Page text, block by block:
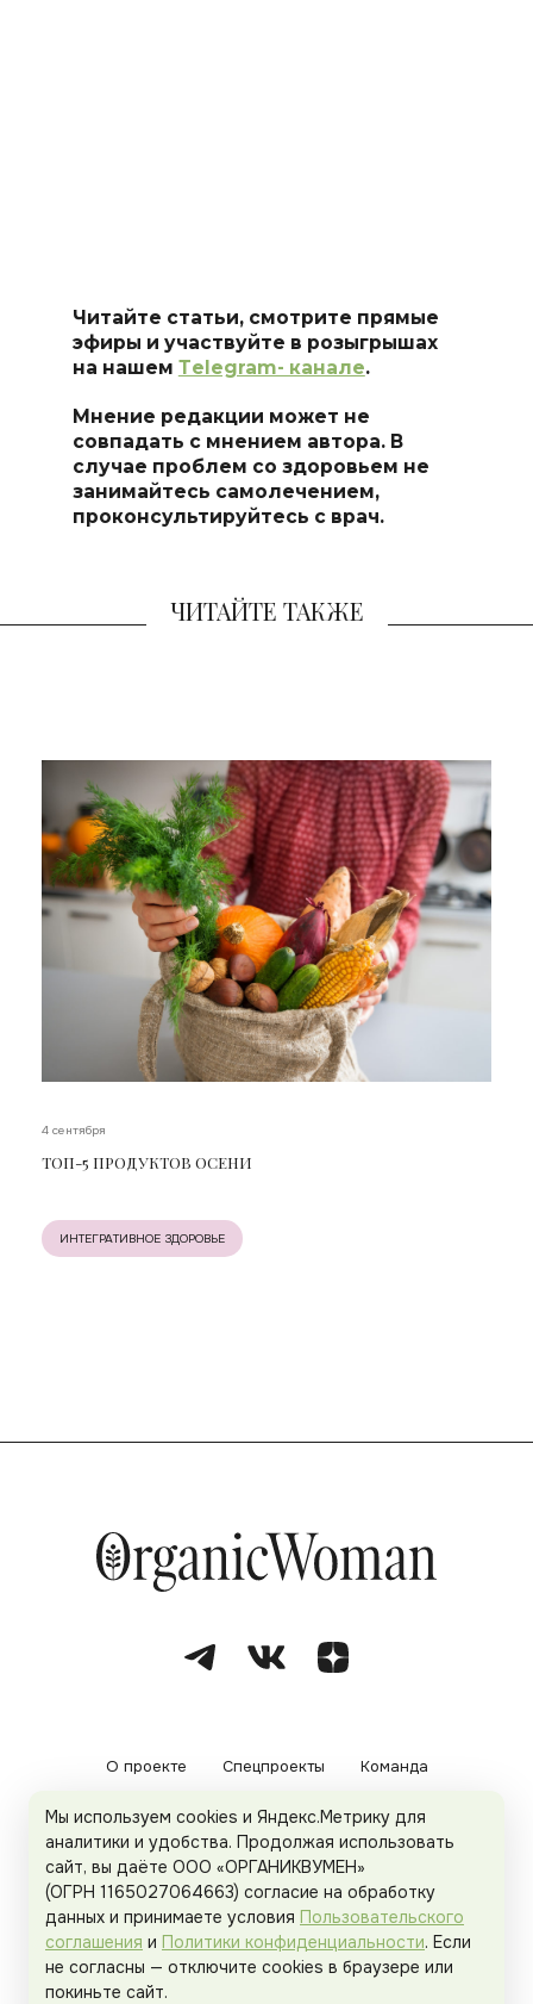
Читайте статьи, смотрите прямые
эфиры и участвуйте в розыгрышах
на нашем Тelegram- канале.
Мнение редакции может не
совпадать с мнением автора. В
случае проблем со здоровьем не
занимайтесь самолечением,
проконсультируйтесь с врач.
ЧИТАЙТЕ ТАКЖЕ
4 сентября
ТОП-5 ПРОДУКТОВ ОСЕНИ
ИНТЕГРАТИВНОЕ ЗДОРОВЬЕ
О проекте Спецпроекты Команда
Рекламодателям Политика конфиденциальности
Пользовательское соглашение
Organicwoman.ru . Все права защищены.
Мы используем cookies и Яндекс.Метрику для
аналитики и удобства. Продолжая использовать
сайт, вы даёте ООО «ОРГАНИКВУМЕН»
(ОГРН 1165027064663) согласие на обработку
данных и принимаете условия Пользовательского
соглашения и Политики конфиденциальности. Если
не согласны — отключите cookies в браузере или
покиньте сайт.